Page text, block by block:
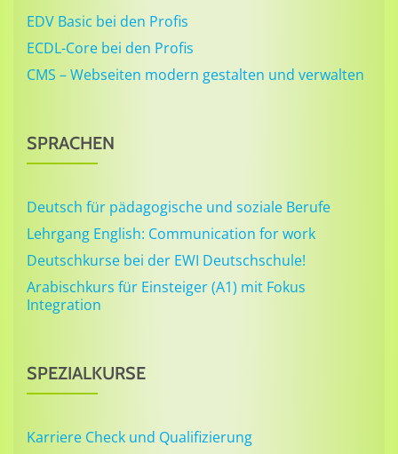
EDV Basic bei den Profis
ECDL-Core bei den Profis
CMS – Webseiten modern gestalten und verwalten
SPRACHEN
Deutsch für pädagogische und soziale Berufe
Lehrgang English: Communication for work
Deutschkurse bei der EWI Deutschschule!
Arabischkurs für Einsteiger (A1) mit Fokus
Integration
SPEZIALKURSE
Karriere Check und Qualifizierung